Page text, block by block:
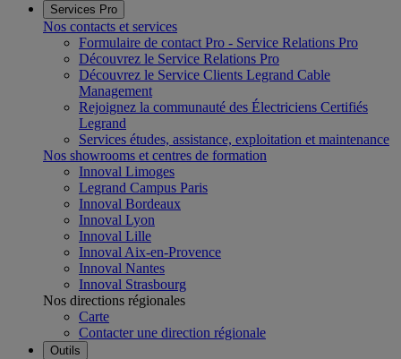
Services Pro
Nos contacts et services
Formulaire de contact Pro - Service Relations Pro
Découvrez le Service Relations Pro
Découvrez le Service Clients Legrand Cable
Management
Rejoignez la communauté des Électriciens Certifiés
Legrand
Services études, assistance, exploitation et maintenance
Nos showrooms et centres de formation
Innoval Limoges
Legrand Campus Paris
Innoval Bordeaux
Innoval Lyon
Innoval Lille
Innoval Aix-en-Provence
Innoval Nantes
Innoval Strasbourg
Nos directions régionales
Carte
Contacter une direction régionale
Outils